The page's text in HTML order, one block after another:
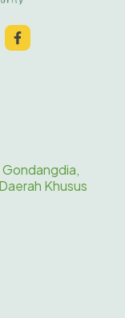
Gondangdia,
Khusus